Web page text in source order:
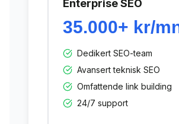
Enterprise SEO
35.000+ kr/
Dedikert SEO-team
Avansert teknisk SEO
Omfattende link building
24/7 support